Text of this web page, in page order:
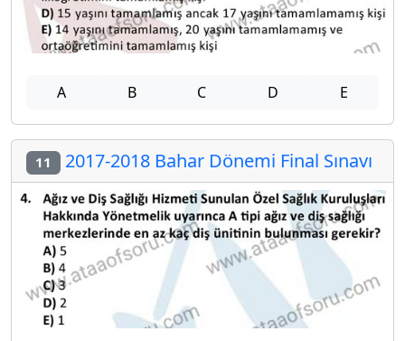
A B C D E
11 2017-2018 Bahar Dönemi Final Sınavı